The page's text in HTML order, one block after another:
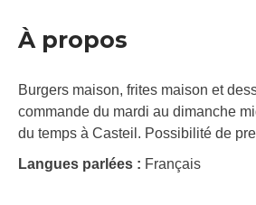
À propos
Burgers maison, frites maison et
commande du mardi au dimanche
du temps à Casteil. Possibilité de
Langues parlées : Français